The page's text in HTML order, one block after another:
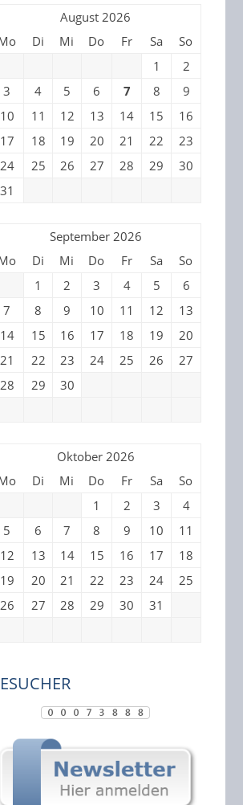
August 2026
Di Mi Do Fr Sa
So
1
2
3
4 5 6 7 8
9
10
11 12 13 14 15
16
17
18 19 20 21 22
23
24
25 26 27 28 29
30
31
September 2026
Di Mi Do Fr Sa
So
1
2 3 4 5
6
7
8 9 10 11 12
13
14
15 16 17 18 19
20
21
22 23 24 25 26
27
28
29 30
Oktober 2026
Di Mi Do Fr Sa
So
1
2 3
4
5
6 7 8 9 10
11
12
13 14 15 16 17
18
19
20 21 22 23 24
25
26
27 28 29 30 31